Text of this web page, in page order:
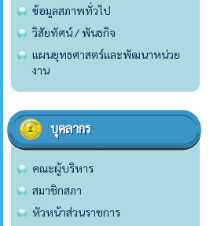
ข้อมูลสภาพทั่วไป
วิสัยทัศน์ / พันธกิจ
แผนยุทธศาสตร์และพัฒนาหน่วย
งาน
บุคลากร
คณะผู้บริหาร
สมาชิกสภา
หัวหน้าส่วนราชการ